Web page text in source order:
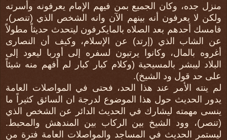
منزل جده، وكان الجميع بمن فيهم الإمام يعرفونه وأسرته
ولكن لا يعرفون أنه بينهم الآن وانه الشخص الذي (تنصر)،
فامسك أحدهم بعد الصلاه بالمايكرفون ليتحدث حديثاً مطولاً
عن الشاب الذي (إرتد) عن الإسلام، وكيف أن النصارى
أغروه بالمال، وكانوا يرتبون لسفره إلى أوربا ليعود إلى
البلاد ليبشر بالمسيحية (وكلام كبار كبار لم أفهم منه شيئاً
على حد قول ود الشيخ).
لم ينته الأمر عند هذا الحد، فحتى في المواصلات العامة
يدور الحديث حول هذا الموضوع لدرجة ان السائق كثيراً ما
ينسى مهمته ليشارك في الحديث الدائر عن الشخص الذي
(تنصر)، وود الشيخ بين الركاب بين المندهش والمحبط.
ليستمر الحديث في المساجد والمواصلات العامة فترة من